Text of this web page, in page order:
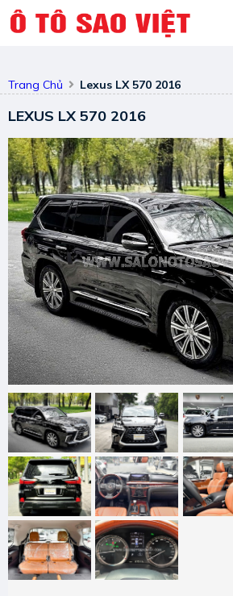
Trang Chủ Lexus LX 570 2016
LEXUS LX 570 2016